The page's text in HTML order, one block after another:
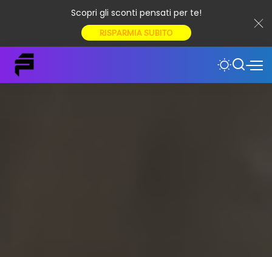
Scopri gli sconti pensati per te!
RISPARMIA SUBITO